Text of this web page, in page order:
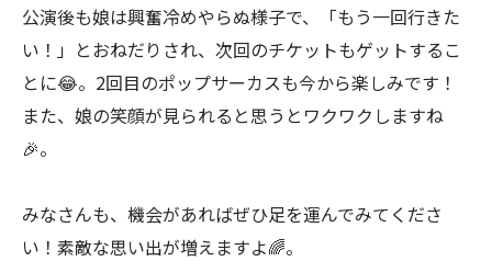
公演後も娘は興奮冷めやらぬ様子で、「もう一回行きた
い！」とおねだりされ、次回のチケットもゲットするこ
とに😂。2回目のポップサーカスも今から楽しみです！
また、娘の笑顔が見られると思うとワクワクしますね
🎉。
みなさんも、機会があればぜひ足を運んでみてくださ
い！素敵な思い出が増えますよ🌈。